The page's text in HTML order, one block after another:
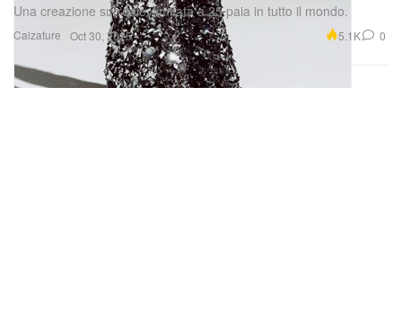
Calzature
Una creazione surreale, limitata a 25 paia in tutto il mondo.
Oct 30, 2025 5.1K 0